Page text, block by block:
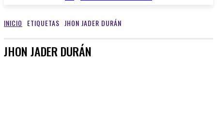
INICIO ETIQUETAS JHON JADER DURÁN
JHON JADER DURÁN